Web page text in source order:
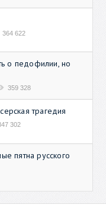
364 622
о педофилии, но
359 328
трагедия
302
пятна русского